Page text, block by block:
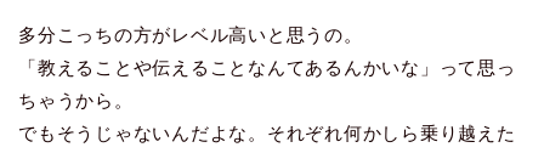
多分こっちの方がレベル高いと思うの。
「教えることや伝えることなんてあるんかいな」って思っ
ちゃうから。
でもそうじゃないんだよな。それぞれ何かしら乗り越えた